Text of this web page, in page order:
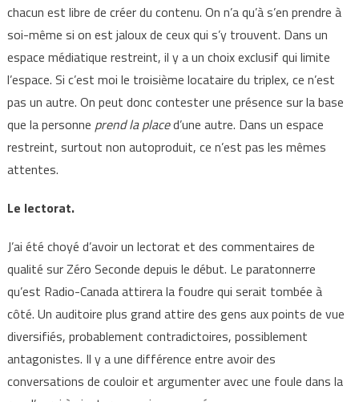
chacun est libre de créer du contenu. On n’a qu’à s’en prendre à
soi-même si on est jaloux de ceux qui s’y trouvent. Dans un
espace médiatique restreint, il y a un choix exclusif qui limite
l’espace. Si c’est moi le troisième locataire du triplex, ce n’est
pas un autre. On peut donc contester une présence sur la base
que la personne prend la placed’une autre. Dans un espace
restreint, surtout non autoproduit, ce n’est pas les mêmes
attentes.
Le lectorat.
J’ai été choyé d’avoir un lectorat et des commentaires de
qualité sur Zéro Seconde depuis le début. Le paratonnerre
qu’est Radio-Canada attirera la foudre qui serait tombée à
côté. Un auditoire plus grand attire des gens aux points de vue
diversifiés, probablement contradictoires, possiblement
antagonistes. Il y a une différence entre avoir des
conversations de couloir et argumenter avec une foule dans la